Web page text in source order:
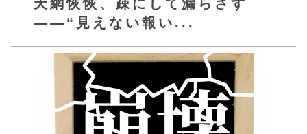
天網恢恢、疎にして漏らさず
――“見えない報い...